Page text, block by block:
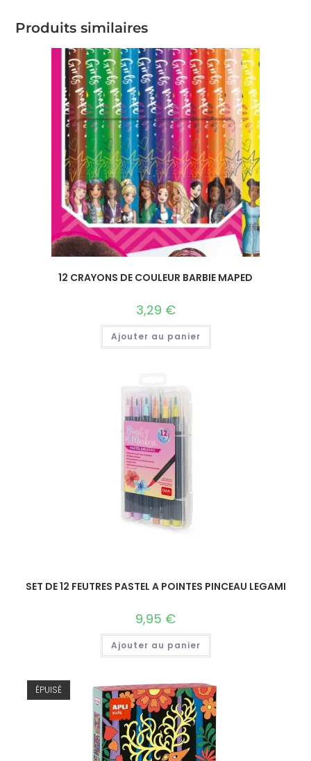
Produits similaires
12 CRAYONS DE COULEUR BARBIE MAPED
3,29 €
Ajouter au panier
SET DE 12 FEUTRES PASTEL A POINTES PINCEAU LEGAMI
9,95 €
Ajouter au panier
ÉPUISÉ